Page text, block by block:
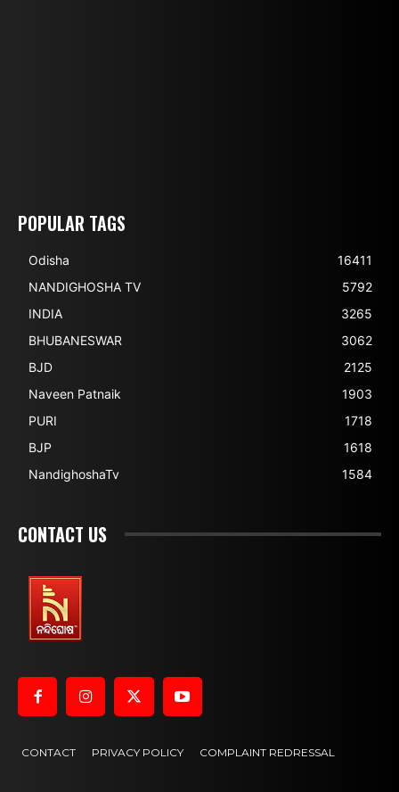
POPULAR TAGS
Odisha
16411
NANDIGHOSHA TV
5792
INDIA
3265
BHUBANESWAR
3062
BJD
2125
Naveen Patnaik
1903
PURI
1718
BJP
1618
NandighoshaTv
1584
CONTACT US
CONTACT PRIVACY POLICY COMPLAINT REDRESSAL